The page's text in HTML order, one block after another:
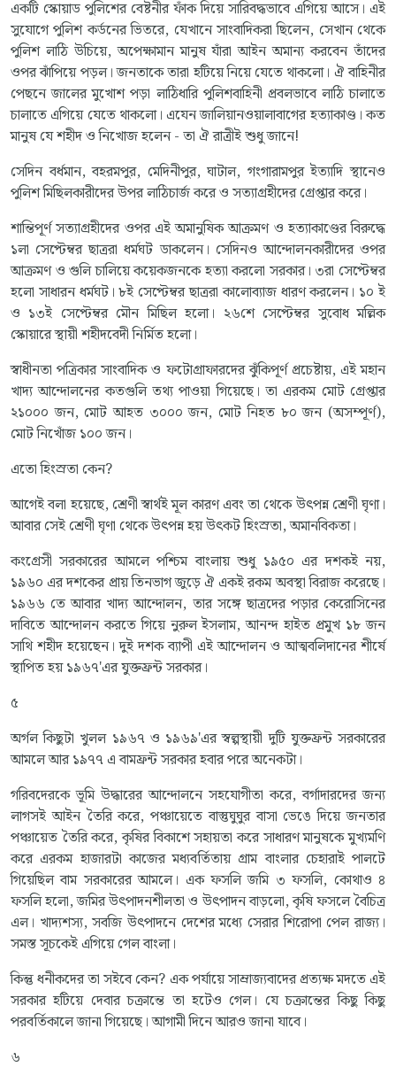
একটি স্কোয়াড পুলিশের বেষ্টনীর ফাঁক দিয়ে সারিবদ্ধভাবে এগিয়ে আসে। এই
সুযোগে পুলিশ কর্ডনের ভিতরে, যেখানে সাংবাদিকরা ছিলেন, সেখান থেকে
পুলিশ লাঠি উচিয়ে, অপেক্ষামান মানুষ যাঁরা আইন অমান্য করবেন তাঁদের
ওপর ঝাঁপিয়ে পড়ল। জনতাকে তারা হটিয়ে নিয়ে যেতে থাকলো। ঐ বাহিনীর
পেছনে জালের মুখোশ পড়া লাঠিধারি পুলিশবাহিনী প্রবলভাবে লাঠি চালাতে
চালাতে এগিয়ে যেতে থাকলো। এযেন জালিয়ানওয়ালাবাগের হত্যাকাণ্ড। কত
মানুষ যে শহীদ ও নিখোজ হলেন - তা ঐ রাত্রীই শুধু জানে!
সেদিন বর্ধমান, বহরমপুর, মেদিনীপুর, ঘাটাল, গংগারামপুর ইত্যাদি স্থানেও
পুলিশ মিছিলকারীদের উপর লাঠিচার্জ করে ও সত্যাগ্রহীদের গ্রেপ্তার করে।
শান্তিপূর্ণ সত্যাগ্রহীদের ওপর এই অমানুষিক আক্রমণ ও হত্যাকাণ্ডের বিরুদ্ধে
১লা সেপ্টেম্বর ছাত্ররা ধর্মঘট ডাকলেন। সেদিনও আন্দোলনকারীদের ওপর
আক্রমণ ও গুলি চালিয়ে কয়েকজনকে হত্যা করলো সরকার। ৩রা সেপ্টেম্বর
হলো সাধারন ধর্মঘট। ৮ই সেপ্টেম্বর ছাত্ররা কালোব্যাজ ধারণ করলেন। ১০ ই
ও ১৩ই সেপ্টেম্বর মৌন মিছিল হলো। ২৬শে সেপ্টেম্বর সুবোধ মল্লিক
স্কোয়ারে স্থায়ী শহীদবেদী নির্মিত হলো।
স্বাধীনতা পত্রিকার সাংবাদিক ও ফটোগ্রাফারদের ঝুঁকিপূর্ণ প্রচেষ্টায়, এই মহান
খাদ্য আন্দোলনের কতগুলি তথ্য পাওয়া গিয়েছে। তা এরকম মোট গ্রেপ্তার
২১০০০ জন, মোট আহত ৩০০০ জন, মোট নিহত ৮০ জন (অসম্পূর্ণ),
মোট নিখোঁজ ১০০ জন।
এতো হিংস্রতা কেন?
আগেই বলা হয়েছে, শ্রেণী স্বার্থই মূল কারণ এবং তা থেকে উৎপন্ন শ্রেণী ঘৃণা।
আবার সেই শ্রেণী ঘৃণা থেকে উৎপন্ন হয় উৎকট হিংস্রতা, অমানবিকতা।
কংগ্রেসী সরকারের আমলে পশ্চিম বাংলায় শুধু ১৯৫০ এর দশকই নয়,
১৯৬০ এর দশকের প্রায় তিনভাগ জুড়ে ঐ একই রকম অবস্থা বিরাজ করেছে।
১৯৬৬ তে আবার খাদ্য আন্দোলন, তার সঙ্গে ছাত্রদের পড়ার কেরোসিনের
দাবিতে আন্দোলন করতে গিয়ে নুরুল ইসলাম, আনন্দ হাইত প্রমুখ ১৮ জন
সাথি শহীদ হয়েছেন। দুই দশক ব্যাপী এই আন্দোলন ও আত্মবলিদানের শীর্ষে
স্থাপিত হয় ১৯৬৭'এর যুক্তফ্রন্ট সরকার।
৫
অর্গল কিছুটা খুলল ১৯৬৭ ও ১৯৬৯'এর স্বল্পস্থায়ী দুটি যুক্তফ্রন্ট সরকারের
আমলে আর ১৯৭৭ এ বামফ্রন্ট সরকার হবার পরে অনেকটা।
গরিবদেরকে ভূমি উদ্ধারের আন্দোলনে সহযোগীতা করে, বর্গাদারদের জন্য
লাগসই আইন তৈরি করে, পঞ্চায়েতে বাস্তুঘুঘুর বাসা ভেঙে দিয়ে জনতার
পঞ্চায়েত তৈরি করে, কৃষির বিকাশে সহায়তা করে সাধারণ মানুষকে মুখ্যমণি
করে এরকম হাজারটা কাজের মধ্যবর্তিতায় গ্রাম বাংলার চেহারাই পালটে
গিয়েছিল বাম সরকারের আমলে। এক ফসলি জমি ৩ ফসলি, কোথাও ৪
ফসলি হলো, জমির উৎপাদনশীলতা ও উৎপাদন বাড়লো, কৃষি ফসলে বৈচিত্র
এল। খাদ্যশস্য, সবজি উৎপাদনে দেশের মধ্যে সেরার শিরোপা পেল রাজ্য।
সমস্ত সূচকেই এগিয়ে গেল বাংলা।
কিন্তু ধনীকদের তা সইবে কেন? এক পর্যায়ে সাম্রাজ্যবাদের প্রত্যক্ষ মদতে এই
সরকার হটিয়ে দেবার চক্রান্তে তা হটেও গেল। যে চক্রান্তের কিছু কিছু
পরবর্তিকালে জানা গিয়েছে। আগামী দিনে আরও জানা যাবে।
৬